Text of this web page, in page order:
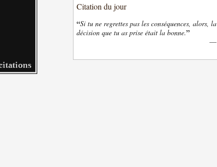
Citation du jour
“Si tu ne regrettes pas les conséquences, alors, la
décision que tu as prise était la bonne.”
—